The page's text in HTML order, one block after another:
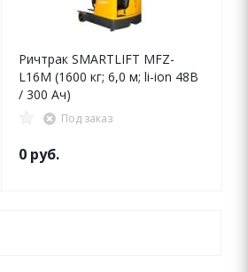
Ричтрак SMARTLIFT MFZ-
L16M (1600 кг; 6,0 м; li-ion 48В
/ 300 Ач)
Под заказ
0 руб.